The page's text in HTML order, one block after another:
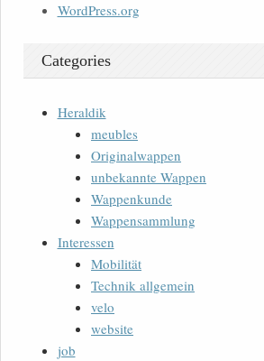
WordPress.org
Categories
Heraldik
meubles
Originalwappen
unbekannte Wappen
Wappenkunde
Wappensammlung
Interessen
Mobilität
Technik allgemein
velo
website
job